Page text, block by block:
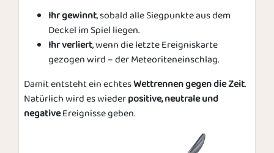
Ihr gewinnt, sobald alle Siegpunkte aus dem
Deckel im Spiel liegen.
Ihr verliert, wenn die letzte Ereigniskarte
gezogen wird – der Meteoriteneinschlag.
Damit entsteht ein echtesWettrennen gegen die Zeit.
Natürlich wird es wiederpositive, neutrale und
negativeEreignisse geben.